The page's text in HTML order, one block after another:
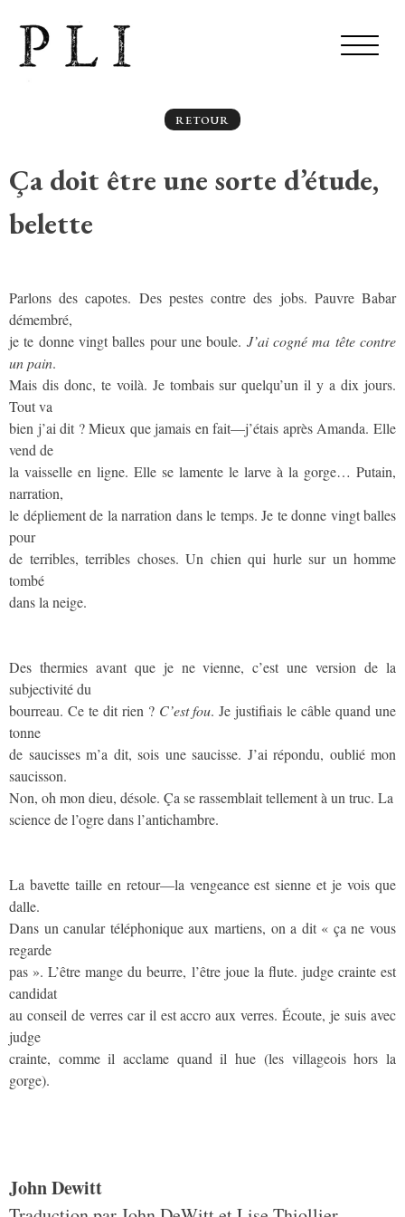
RETOUR
Ça doit être une sorte d’étude,
belette
Parlons des capotes. Des pestes contre des jobs. Pauvre Babar
démembré,
je te donne vingt balles pour une boule. J’ai cogné ma tête contre
un pain.
Mais dis donc, te voilà. Je tombais sur quelqu’un il y a dix jours.
Tout va
bien j’ai dit ? Mieux que jamais en fait—j’étais après Amanda. Elle
vend de
la vaisselle en ligne. Elle se lamente le larve à la gorge… Putain,
narration,
le dépliement de la narration dans le temps. Je te donne vingt balles
pour
de terribles, terribles choses. Un chien qui hurle sur un homme
tombé
dans la neige.
Des thermies avant que je ne vienne, c’est une version de la
subjectivité du
bourreau. Ce te dit rien ?C’est fou. Je justifiais le câble quand une
tonne
de saucisses m’a dit, sois une saucisse. J’ai répondu, oublié mon
saucisson.
Non, oh mon dieu, désole. Ça se rassemblait tellement à un truc. La
science de l’ogre dans l’antichambre.
La bavette taille en retour—la vengeance est sienne et je vois que
dalle.
Dans un canular téléphonique aux martiens, on a dit « ça ne vous
regarde
pas ». L’être mange du beurre, l’être joue la flute. judge crainte est
candidat
au conseil de verres car il est accro aux verres. Écoute, je suis avec
judge
crainte, comme il acclame quand il hue (les villageois hors la
gorge).
John Dewitt